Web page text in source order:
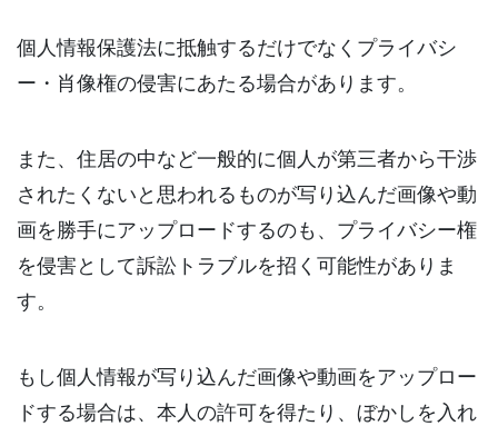
個人情報保護法に抵触するだけでなくプライバシ
ー・肖像権の侵害にあたる場合があります。
また、住居の中など一般的に個人が第三者から干渉
されたくないと思われるものが写り込んだ画像や動
画を勝手にアップロードするのも、プライバシー権
を侵害として訴訟トラブルを招く可能性がありま
す。
もし個人情報が写り込んだ画像や動画をアップロー
ドする場合は、本人の許可を得たり、ぼかしを入れ